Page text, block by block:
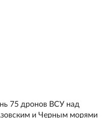
75 дронов ВСУ над
и Черным морями